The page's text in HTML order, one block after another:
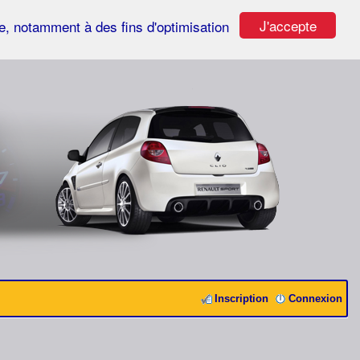
J'accepte
notamment à des fins d'optimisation
Connexion
Inscription